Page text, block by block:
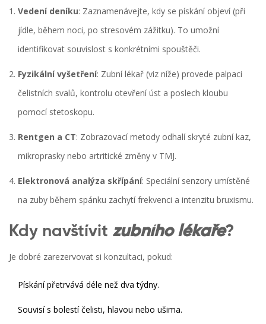
Vedení deníku: Zaznamenávejte, kdy se pískání objeví (při
jídle, během noci, po stresovém zážitku). To umožní
identifikovat souvislost s konkrétními spouštěči.
Fyzikální vyšetření: Zubní lékař (viz níže) provede palpaci
čelistních svalů, kontrolu otevření úst a poslech kloubu
pomocí stetoskopu.
Rentgen a CT: Zobrazovací metody odhalí skryté zubní kaz,
mikroprasky nebo artritické změny v TMJ.
Elektronová analýza skřípání: Speciální senzory umístěné
na zuby během spánku zachytí frekvenci a intenzitu bruxismu.
Kdy navštívit zubního lékaře?
Je dobré zarezervovat si konzultaci, pokud:
Pískání přetrvává déle než dva týdny.
Souvisí s bolestí čelisti, hlavou nebo ušima.